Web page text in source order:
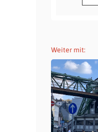
Weiter mit: